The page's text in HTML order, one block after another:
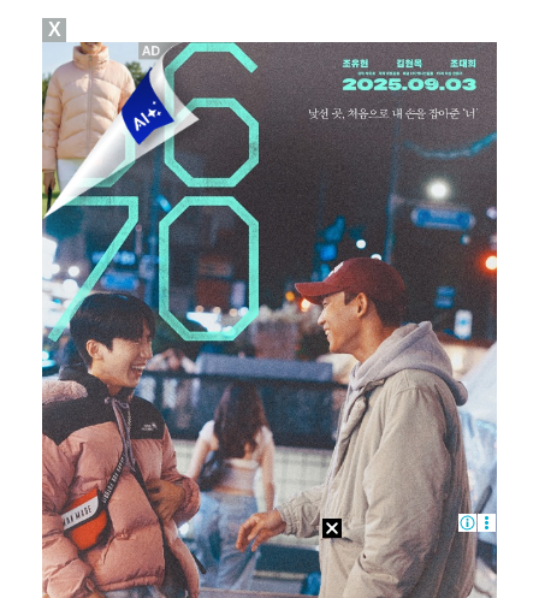
"기분 맞춰주려고" 축구협회, 외국인 심판 성접대 의혹…
폭로자 "황정민, 본인 말에 책임져야…내가 사생활에 초…
'주장 완장' 김민재, 한국 떠나기 전 뮌헨 동료들에게…
X